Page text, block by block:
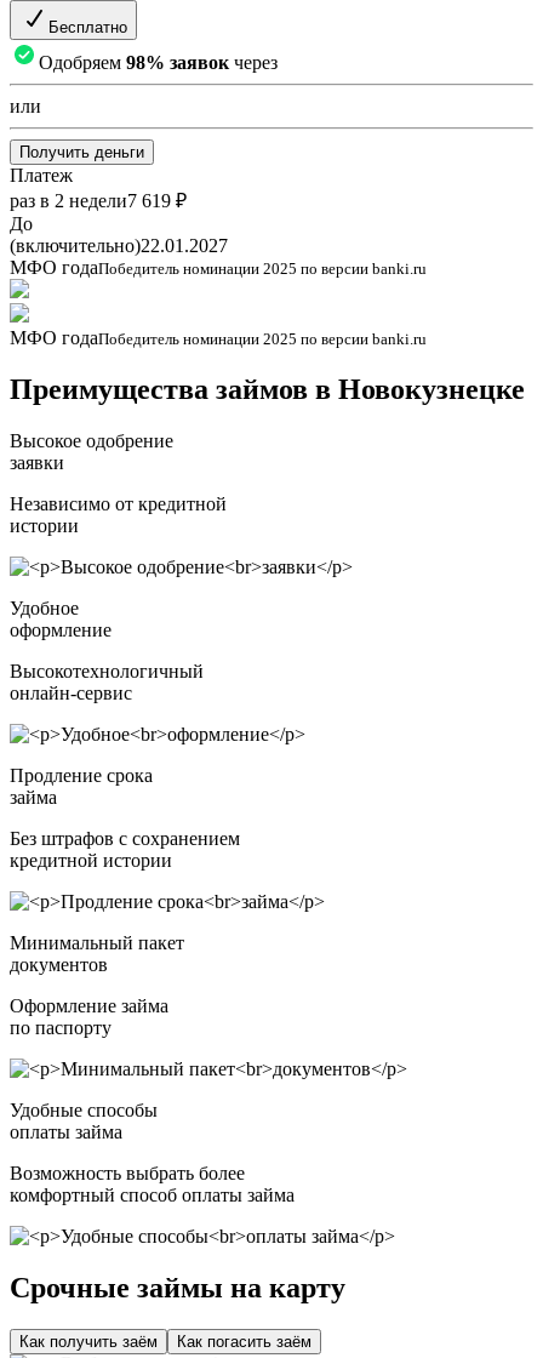
Бесплатно
Одобряем 98% заявок через
или
Получить деньги
Платеж
раз в 2 недели7 619 ₽
До
(включительно)22.01.2027
МФО годаПобедитель номинации 2025 по версии banki.ru
МФО годаПобедитель номинации 2025 по версии banki.ru
Преимущества займов в Новокузнецке
Высокое одобрение
заявки
Независимо от кредитной
истории
Удобное
оформление
Высокотехнологичный
онлайн-сервис
Продление срока
займа
Без штрафов с сохранением
кредитной истории
Минимальный пакет
документов
Оформление займа
по паспорту
Удобные способы
оплаты займа
Возможность выбрать более
комфортный способ оплаты займа
Срочные займы на карту
Как получить заём Как погасить заём